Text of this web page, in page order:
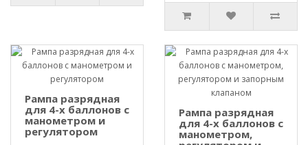
Рампа разрядная
для 4-х баллонов с
манометром и
регулятором
Рампа разрядная
для 4-х баллонов с
манометром,